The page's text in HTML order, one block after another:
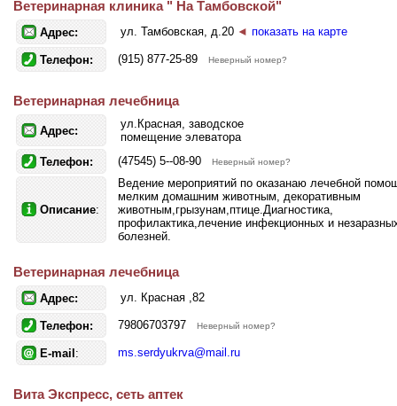
Ветеринарная клиника " На Тамбовской"
Адрес: ул. Тамбовская, д.20 ◄ показать на карте
Телефон: (915) 877-25-89 Неверный номер?
Ветеринарная лечебница
Адрес:
ул.Красная, заводское
помещение элеватора
Телефон:
(47545) 5--08-90 Неверный номер?
Описание:
Ведение мероприятий по оказанаю лечебной
мелким домашним животным, декоративным
животным,грызунам,птице.Диагностика,
профилактика,лечение инфекционных и
болезней.
Ветеринарная лечебница
Адрес: ул. Красная ,82
Телефон: 79806703797 Неверный номер?
E-mail : ms.serdyukrva@mail.ru
Вита Экспресс, сеть аптек